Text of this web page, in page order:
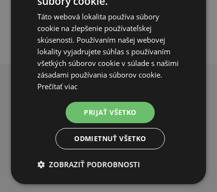
PRIDAŤ DO KOŠÍKA
PREČO NAKUPOVAŤ U NÁS?
DOPRAVA ZDARMA
Táto webová lokalita používa súbory
cookie na zlepšenie používateľskej
skúsenosti. Používaním našej webovej
lokality vyjadrujete súhlas s používaním
všetkých súborov cookie v súlade s našimi
zásadami používania súborov cookie.
Prečítať viac
PRIJAŤ VŠETKO
ODMIETNUŤ VŠETKO
ZOBRAZIŤ PODROBNOSTI